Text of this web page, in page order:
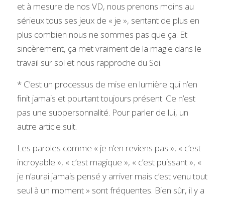
et à mesure de nos VD, nous prenons moins au
sérieux tous ses jeux de « je », sentant de plus en
plus combien nous ne sommes pas que ça. Et
sincèrement, ça met vraiment de la magie dans le
travail sur soi et nous rapproche du Soi.
* C’est un processus de mise en lumière qui n’en
finit jamais et pourtant toujours présent. Ce n’est
pas une subpersonnalité. Pour parler de lui, un
autre article suit.
Les paroles comme « je n’en reviens pas », « c’est
incroyable », « c’est magique », « c’est puissant », «
je n’aurai jamais pensé y arriver mais c’est venu tout
seul à un moment » sont fréquentes. Bien sûr, il y a